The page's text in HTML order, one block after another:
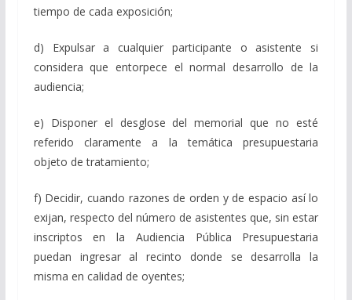
tiempo de cada exposición;
d) Expulsar a cualquier participante o asistente si
considera que entorpece el normal desarrollo de la
audiencia;
e) Disponer el desglose del memorial que no esté
referido claramente a la temática presupuestaria
objeto de tratamiento;
f) Decidir, cuando razones de orden y de espacio así lo
exijan, respecto del número de asistentes que, sin estar
inscriptos en la Audiencia Pública Presupuestaria
puedan ingresar al recinto donde se desarrolla la
misma en calidad de oyentes;